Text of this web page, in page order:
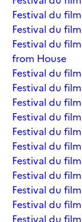
Festival du
Festival du
Festival du
from House
Festival du
Festival du
Festival du
Festival du
Festival du
Festival du
Festival du
Festival du
Festival du
Festival du
Festival du